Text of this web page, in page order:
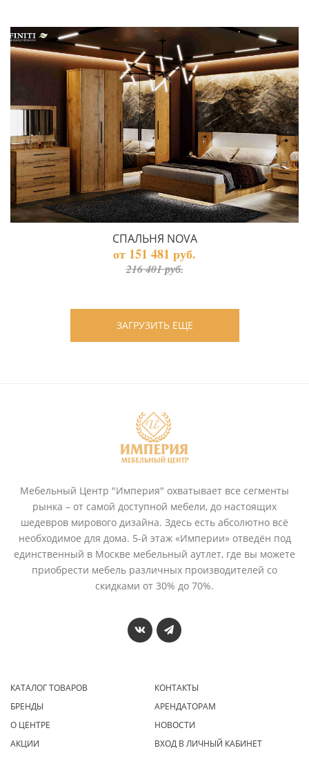
СПАЛЬНЯ NOVA
от 151 481 руб.
216 401 руб.
ЗАГРУЗИТЬ ЕЩЕ
Мебельный Центр "Империя" охватывает все сегменты
рынка – от самой доступной мебели, до настоящих
шедевров мирового дизайна. Здесь есть абсолютно всё
необходимое для дома. 5-й этаж «Империи» отведён под
единственный в Москве мебельный аутлет, где вы можете
приобрести мебель различных производителей со
скидками от 30% до 70%.
КАТАЛОГ ТОВАРОВ
БРЕНДЫ
О ЦЕНТРЕ
АКЦИИ
КОНТАКТЫ
АРЕНДАТОРАМ
НОВОСТИ
ВХОД В ЛИЧНЫЙ КАБИНЕТ